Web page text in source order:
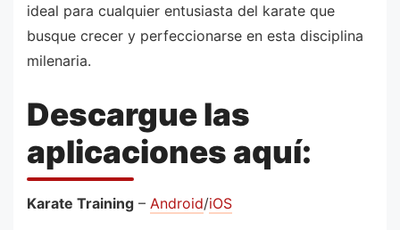
ideal para cualquier entusiasta del karate que
busque crecer y perfeccionarse en esta disciplina
milenaria.
Descargue las
aplicaciones aquí:
Karate Training – Android/iOS